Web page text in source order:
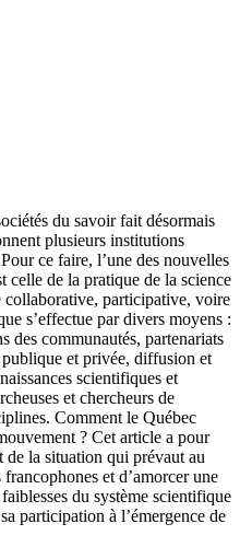
du savoir fait désormais
plusieurs institutions
ce faire, l’une des nouvelles
celle de la pratique de la science
collaborative, participative, voire
s’effectue par divers moyens :
des communautés, partenariats
publique et privée, diffusion et
scientifiques et
et chercheurs de
Comment le Québec
? Cet article a pour
de la situation qui prévaut au
et d’amorcer une
du système scientifique
participation à l’émergence de